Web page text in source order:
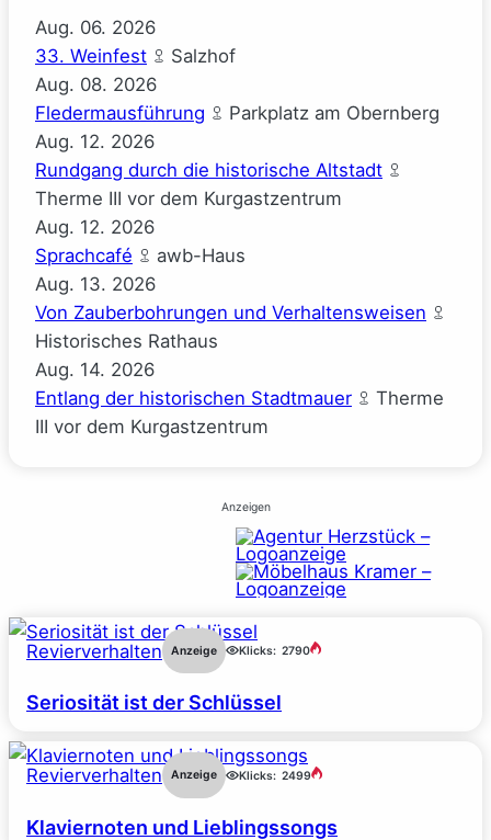
Aug. 06. 2026
33. Weinfest
Salzhof
Aug. 08. 2026
Fledermausführung
Parkplatz am Obernberg
Aug. 12. 2026
Rundgang durch die historische Altstadt
Therme III vor dem Kurgastzentrum
Aug. 12. 2026
Sprachcafé
awb-Haus
Aug. 13. 2026
Von Zauberbohrungen und Verhaltensweisen
Historisches Rathaus
Aug. 14. 2026
Entlang der historischen Stadtmauer
Therme
III vor dem Kurgastzentrum
Anzeigen
Revierverhalten Anzeige Klicks: 2790
Seriosität ist der Schlüssel
Revierverhalten Anzeige Klicks: 2499
Klaviernoten und Lieblingssongs